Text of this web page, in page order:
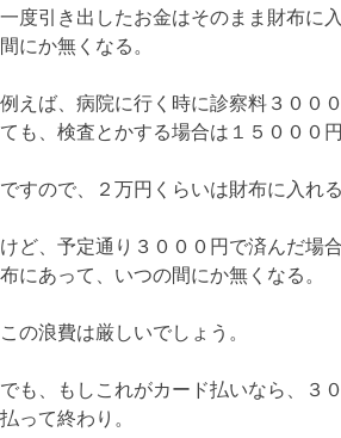
一度引き出したお金はそのまま財布に
間にか無くなる。
例えば、病院に行く時に診察料３００
ても、検査とかする場合は１５０００
ですので、２万円くらいは財布に入れる
けど、予定通り３０００円で済んだ場
布にあって、いつの間にか無くなる。
この浪費は厳しいでしょう。
でも、もしこれがカード払いなら、３
払って終わり。